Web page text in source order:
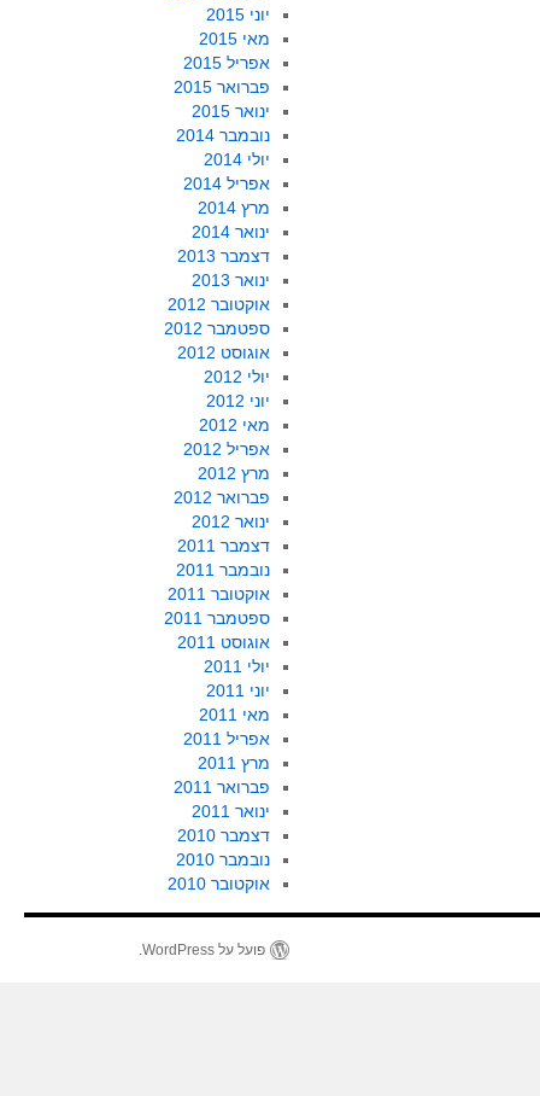
יוני 2015
מאי 2015
אפריל 2015
פברואר 2015
ינואר 2015
נובמבר 2014
יולי 2014
אפריל 2014
מרץ 2014
ינואר 2014
דצמבר 2013
ינואר 2013
אוקטובר 2012
ספטמבר 2012
אוגוסט 2012
יולי 2012
יוני 2012
מאי 2012
אפריל 2012
מרץ 2012
פברואר 2012
ינואר 2012
דצמבר 2011
נובמבר 2011
אוקטובר 2011
ספטמבר 2011
אוגוסט 2011
יולי 2011
יוני 2011
מאי 2011
אפריל 2011
מרץ 2011
פברואר 2011
ינואר 2011
דצמבר 2010
נובמבר 2010
אוקטובר 2010
פועל על WordPress.